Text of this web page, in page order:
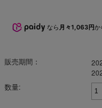
なら 月々1,063円か
販売期間：
数量: